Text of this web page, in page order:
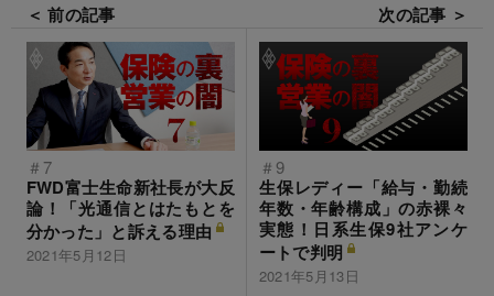
＜ 前の記事
＃7
FWD富士生命新社長が大反
論！「光通信とはたもとを
分かった」と訴える理由
2021年5月12日
次の記事 ＞
＃9
生保レディー「給与・勤続
年数・年齢構成」の赤裸々
実態！日系生保9社アンケ
ートで判明
2021年5月13日